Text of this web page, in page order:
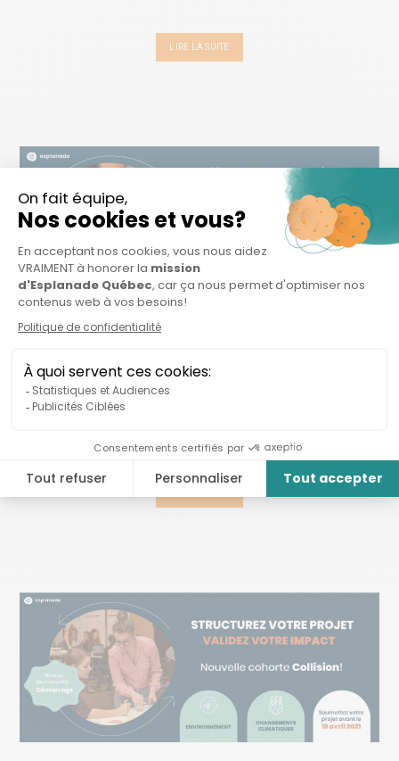
LIRE LA SUITE
26 JUILNOUVEL APPEL À
PROJETS – SANTÉ
COMMUNAUTAIRE
votre candidature....